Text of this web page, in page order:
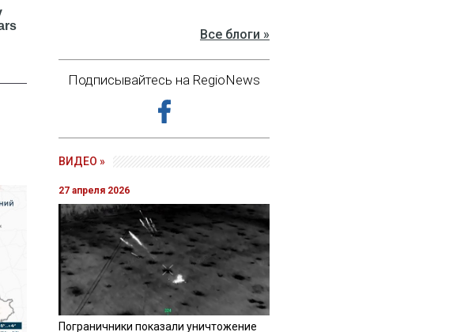
Все блоги »
Подписывайтесь на RegioNews
ВИДЕО »
27 апреля 2026
Пограничники показали уничтожение